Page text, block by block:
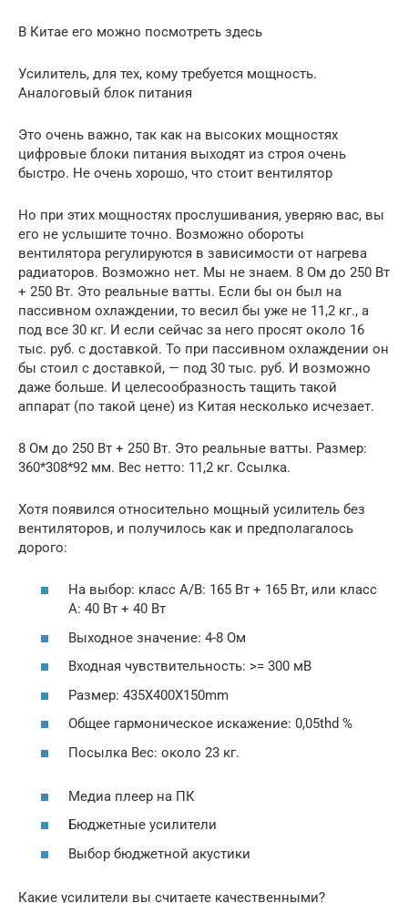
В Китае его можно посмотреть здесь
Усилитель, для тех, кому требуется мощность.
Аналоговый блок питания
Это очень важно, так как на высоких мощностях
цифровые блоки питания выходят из строя очень
быстро. Не очень хорошо, что стоит вентилятор
Но при этих мощностях прослушивания, уверяю вас, вы
его не услышите точно. Возможно обороты
вентилятора регулируются в зависимости от нагрева
радиаторов. Возможно нет. Мы не знаем. 8 Ом до 250 Вт
+ 250 Вт. Это реальные ватты. Если бы он был на
пассивном охлаждении, то весил бы уже не 11,2 кг., а
под все 30 кг. И если сейчас за него просят около 16
тыс. руб. с доставкой. То при пассивном охлаждении он
бы стоил с доставкой, — под 30 тыс. руб. И возможно
даже больше. И целесообразность тащить такой
аппарат (по такой цене) из Китая несколько исчезает.
8 Ом до 250 Вт + 250 Вт. Это реальные ватты. Размер:
360*308*92 мм. Вес нетто: 11,2 кг. Ссылка.
Хотя появился относительно мощный усилитель без
вентиляторов, и получилось как и предполагалось
дорого:
На выбор: класс A/B: 165 Вт + 165 Вт, или класс
A: 40 Вт + 40 Вт
Выходное значение: 4-8 Ом
Входная чувствительность: >= 300 мВ
Размер: 435X400X150mm
Общее гармоническое искажение: 0,05thd %
Посылка Вес: около 23 кг.
Медиа плеер на ПК
Бюджетные усилители
Выбор бюджетной акустики
Какие усилители вы считаете качественными?